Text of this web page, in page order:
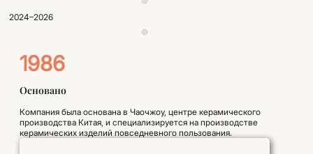
2024–2026
1986
Основано
Компания была основана в Чаочжоу, центре керамического
производства Китая, и специализируется на производстве
керамических изделий повседневного пользования.